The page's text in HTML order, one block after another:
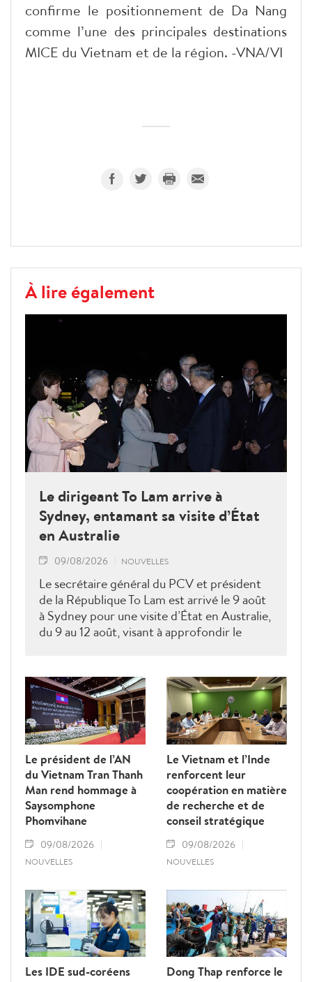
confirme le positionnement de Da Nang
comme l’une des principales destinations
MICE du Vietnam et de la région. -VNA/VI
À lire également
Le dirigeant To Lam arrive à
Sydney, entamant sa visite d’État
en Australie
09/08/2026 NOUVELLES
Le secrétaire général du PCV et président
de la République To Lam est arrivé le 9 août
à Sydney pour une visite d’État en Australie,
du 9 au 12 août, visant à approfondir le
des sciences, des technologies et de
l’innovation.
Le président de l’AN
du Vietnam Tran Thanh
Man rend hommage à
Saysomphone
Phomvihane
09/08/2026
NOUVELLES
Le Vietnam et l’Inde
renforcent leur
coopération en matière
de recherche et de
conseil stratégique
09/08/2026
NOUVELLES
Les IDE sud-coréens
Dong Thap renforce le